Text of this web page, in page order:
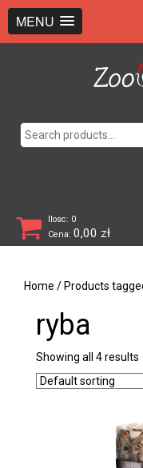
MENU
Ilosc: 0
Cena: 0,00 zł
Home / Products
ryba
Showing all 4 results